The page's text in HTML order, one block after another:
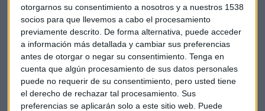
otorgarnos su consentimiento a nosotros y a nuestros 1538
socios para que llevemos a cabo el procesamiento
previamente descrito. De forma alternativa, puede acceder
a información más detallada y cambiar sus preferencias
antes de otorgar o negar su consentimiento. Tenga en
cuenta que algún procesamiento de sus datos personales
puede no requerir de su consentimiento, pero usted tiene
el derecho de rechazar tal procesamiento. Sus
preferencias se aplicarán solo a este sitio web. Puede
A principios de este mes, el vicegobernador del Banco de
Inglaterra, Jon Cunliffe, insinuó un retraso en las noticias
sobre las criptorregulaciones a la luz de la reorganización
del gabinete, pero prometió reglas sobre las monedas
estables antes de las vacaciones de verano de agosto.
Reino Unido refuerza su posición